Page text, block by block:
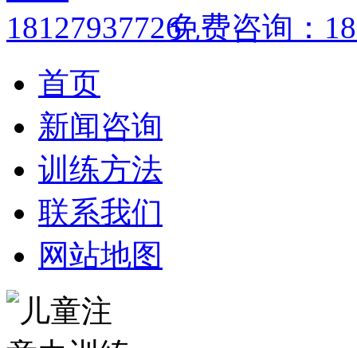
免费咨询：
首页
新闻咨询
训练方法
联系我们
网站地图